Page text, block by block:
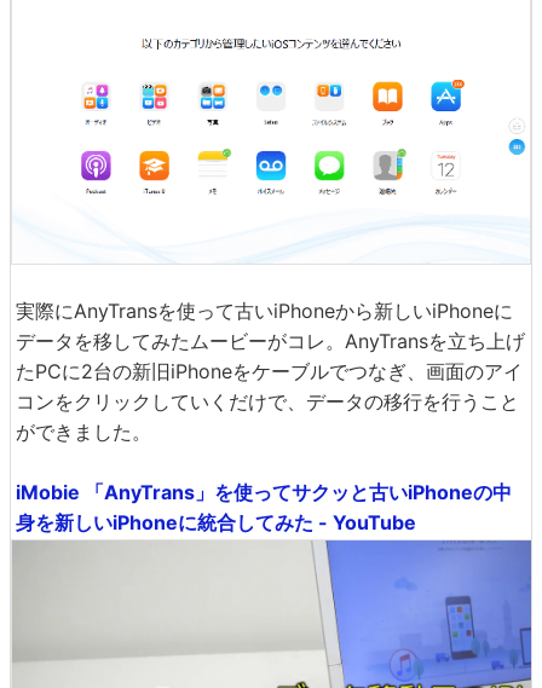
実際にAnyTransを使って古いiPhoneから新しいiPhoneに
データを移してみたムービーがコレ。AnyTransを立ち上げ
たPCに2台の新旧iPhoneをケーブルでつなぎ、画面のアイ
コンをクリックしていくだけで、データの移行を行うこと
ができました。
iMobie 「AnyTrans」を使ってサクッと古いiPhoneの中
身を新しいiPhoneに統合してみた - YouTube